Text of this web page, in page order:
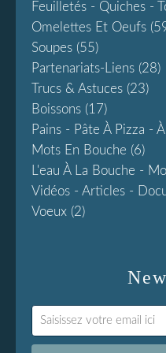
Feuilletés - Quiches -
Omelettes Et Oeufs
Soupes (55)
Partenariats-Liens (28)
Trucs & Astuces (23)
Boissons (17)
Pains - Pâte À Pizza -
Mots En Bouche (6)
L'eau À La Bouche -
Vidéos - Articles -
Voeux (2)